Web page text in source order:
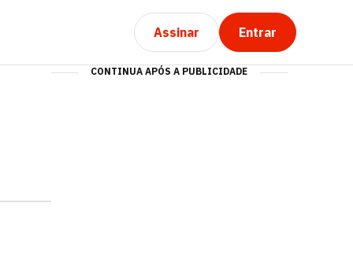
Assinar Entrar
CONTINUA APÓS A PUBLICIDADE